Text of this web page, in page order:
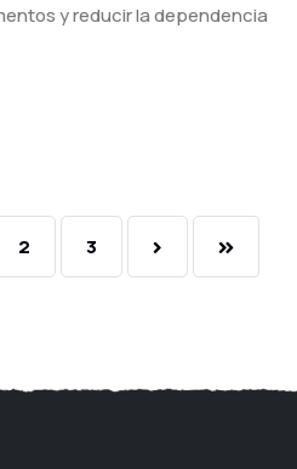
y reducir la dependencia
2 3